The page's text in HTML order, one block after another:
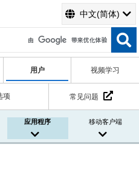
中文(简体)
用户 视频学习
项 常见问题
应用程序 移动客户端